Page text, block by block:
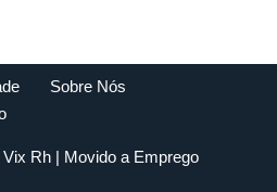
Sobre Nós
Rh| Movido a Emprego